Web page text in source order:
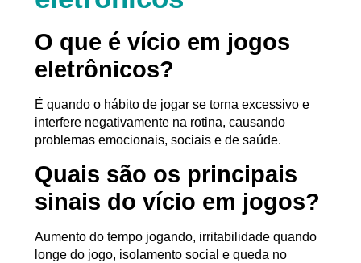
O que é vício em jogos
eletrônicos?
É quando o hábito de jogar se torna excessivo e
interfere negativamente na rotina, causando
problemas emocionais, sociais e de saúde.
Quais são os principais
sinais do vício em jogos?
Aumento do tempo jogando, irritabilidade quando
longe do jogo, isolamento social e queda no